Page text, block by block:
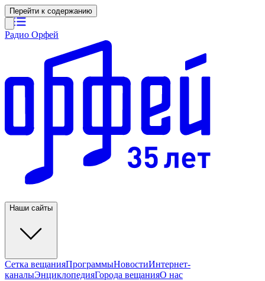
Перейти к содержанию
Радио Орфей
Наши сайты
Сетка вещанияПрограммыНовостиИнтернет-
каналыЭнциклопедияГорода вещанияО нас